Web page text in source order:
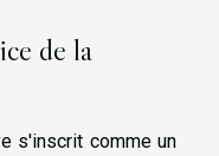
de la
s'inscrit comme un